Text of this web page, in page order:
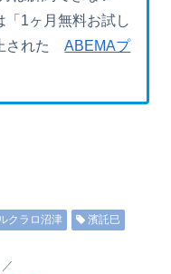
「1ヶ月無料お試し
されたABEMAプ
クラロ沼津 濱託巳